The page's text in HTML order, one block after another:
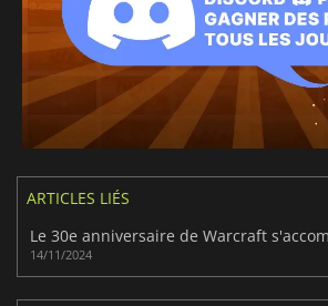
ARTICLES LIÉS
14/11/2024